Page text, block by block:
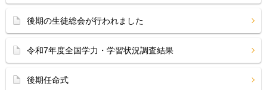
後期の生徒総会が行われました
令和7年度全国学力・学習状況調査結果
後期任命式